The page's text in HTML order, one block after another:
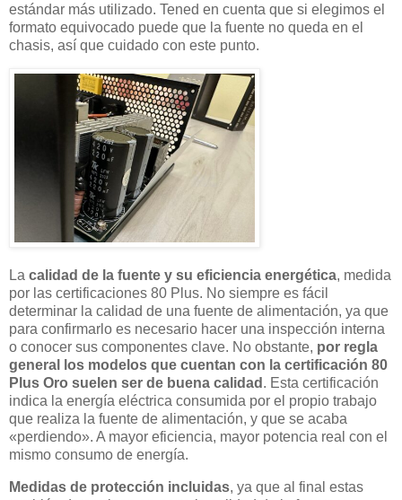
estándar más utilizado. Tened en cuenta que si elegimos el
formato equivocado puede que la fuente no queda en el
chasis, así que cuidado con este punto.
La calidad de la fuente y su eficiencia energética, medida
por las certificaciones 80 Plus. No siempre es fácil
determinar la calidad de una fuente de alimentación, ya que
para confirmarlo es necesario hacer una inspección interna
o conocer sus componentes clave. No obstante, por regla
general los modelos que cuentan con la certificación 80
Plus Oro suelen ser de buena calidad . Esta certificación
indica la energía eléctrica consumida por el propio trabajo
que realiza la fuente de alimentación, y que se acaba
«perdiendo». A mayor eficiencia, mayor potencia real con el
mismo consumo de energía.
Medidas de protección incluidas, ya que al final estas